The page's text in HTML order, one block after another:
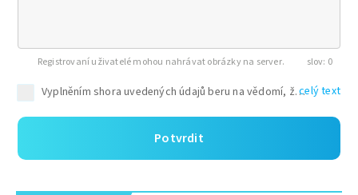
Registrovaní uživatelé mohou nahrávat obrázky na server. 0
celý text
Potvrdit